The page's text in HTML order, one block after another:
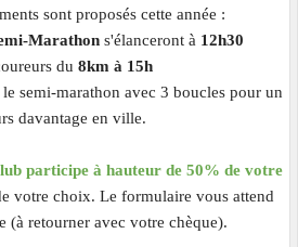
sont proposés cette année :
Marathons'élanceront à 12h30
du 8km à 15h
semi-marathon avec 3 boucles pour un
davantage en ville.
participe à hauteur de 50% de votre
votre choix. Le formulaire vous attend
(à retourner avec votre chèque).